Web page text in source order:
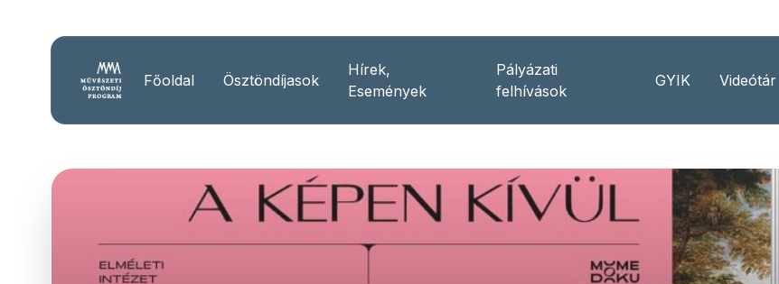
Főoldal Ösztöndíjasok
Hírek,
Események
Pályázati
felhívások
GYIK Videótár